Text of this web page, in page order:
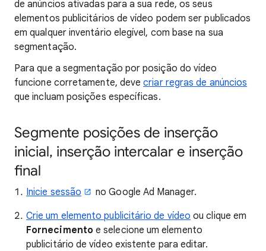
de anúncios ativadas para a sua rede, os seus
elementos publicitários de vídeo podem ser publicados
em qualquer inventário elegível, com base na sua
segmentação.
Para que a segmentação por posição do vídeo
funcione corretamente, devecriar regras de anúncios
que incluam posições específicas.
Segmente posições de inserção
inicial, inserção intercalar e inserção
final
Inicie sessão
no Google Ad Manager.
Crie um elemento publicitário de vídeo ou clique em
Fornecimento e selecione um elemento
publicitário de vídeo existente para editar.